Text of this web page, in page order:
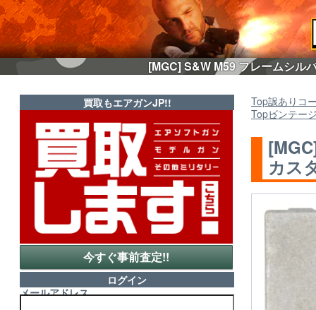
[MGC] S&W M59 フレームシル
Top訳ありコ
Topビンテー
カス
買取もエアガンJP!!
今すぐ事前査定!!
ログイン
メールアドレス